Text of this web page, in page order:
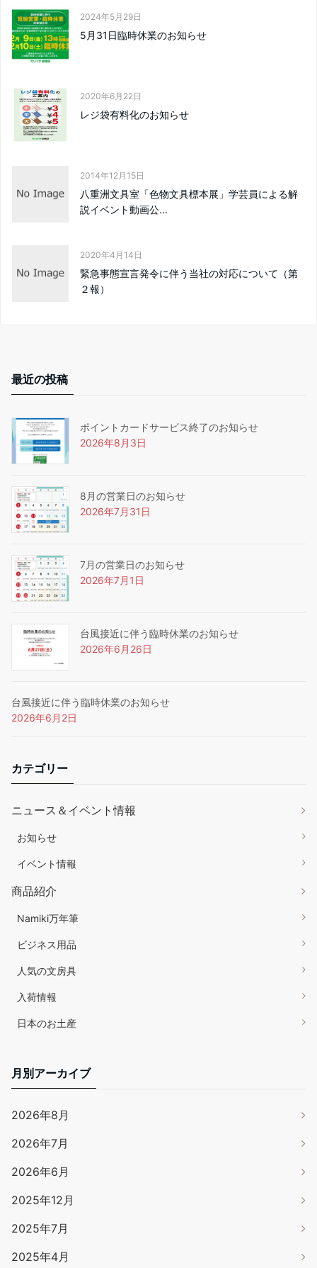
2024年5月29日
5月31日臨時休業のお知らせ
2020年6月22日
レジ袋有料化のお知らせ
2014年12月15日
八重洲文具室「色物文具標本展」学芸員による解
説イベント動画公...
2020年4月14日
緊急事態宣言発令に伴う当社の対応について（第
２報）
最近の投稿
ポイントカードサービス終了のお知らせ
2026年8月3日
8月の営業日のお知らせ
2026年7月31日
7月の営業日のお知らせ
2026年7月1日
台風接近に伴う臨時休業のお知らせ
2026年6月26日
台風接近に伴う臨時休業のお知らせ
2026年6月2日
カテゴリー
ニュース＆イベント情報
お知らせ
イベント情報
商品紹介
Namiki万年筆
ビジネス用品
人気の文房具
入荷情報
日本のお土産
月別アーカイブ
2026年8月
2026年7月
2026年6月
2025年12月
2025年7月
2025年4月